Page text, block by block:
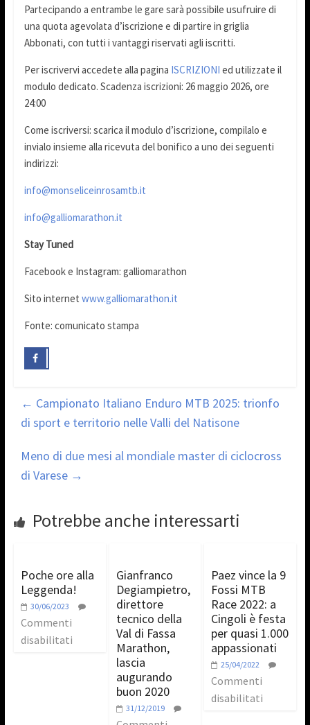
Partecipando a entrambe le gare sarà possibile usufruire di
una quota agevolata d’iscrizione e di partire in griglia
Abbonati, con tutti i vantaggi riservati agli iscritti.
Per iscrivervi accedete alla pagina ISCRIZIONI ed utilizzate il
modulo dedicato. Scadenza iscrizioni: 26 maggio 2026, ore
24:00
Come iscriversi: scarica il modulo d’iscrizione, compilalo e
invialo insieme alla ricevuta del bonifico a uno dei seguenti
indirizzi:
info@monseliceinrosamtb.it
info@galliomarathon.it
Stay Tuned
Facebook e Instagram: galliomarathon
Sito internet www.galliomarathon.it
Fonte: comunicato stampa
← Campionato Italiano Enduro MTB 2025: trionfo
di sport e territorio nelle Valli del Natisone
Meno di due mesi al mondiale master di ciclocross
di Varese →
Potrebbe anche interessarti
Poche ore alla
Leggenda!
30/06/2023
Commenti
disabilitati
Gianfranco
Degiampietro,
direttore
tecnico della
Val di Fassa
Marathon,
lascia
augurando
buon 2020
31/12/2019
Paez vince la 9
Fossi MTB
Race 2022: a
Cingoli è festa
per quasi 1.000
appassionati
25/04/2022
Commenti
disabilitati